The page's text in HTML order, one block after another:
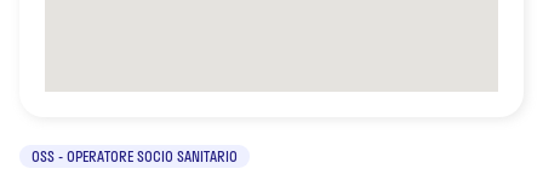
OSS - OPERATORE SOCIO SANITARIO